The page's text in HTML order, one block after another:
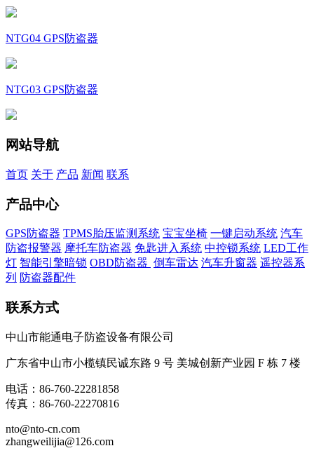
NTG04 GPS防盗器
NTG03 GPS防盗器
网站导航
首页 关于 产品 新闻 联系
产品中心
GPS防盗器 TPMS胎压监测系统 宝宝坐椅 一键启动系统 汽车
防盗报警器 摩托车防盗器 免匙进入系统 中控锁系统 LED工作
灯 智能引擎暗锁 OBD防盗器 倒车雷达 汽车升窗器 遥控器系
列 防盗器配件
联系方式
中山市能通电子防盗设备有限公司
广东省中山市小榄镇民诚东路 9 号 美城创新产业园 F 栋 7 楼
电话：86-760-22281858
传真：86-760-22270816
nto@nto-cn.com
zhangweilijia@126.com